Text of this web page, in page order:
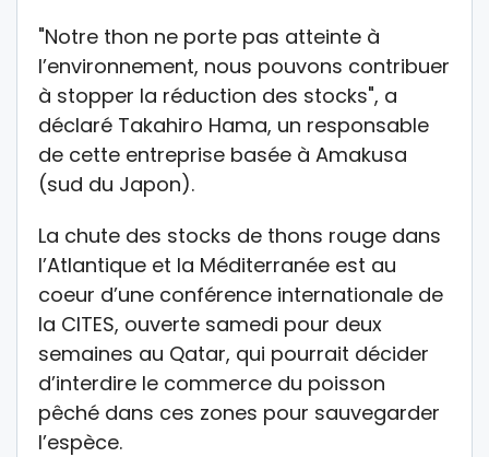
"Notre thon ne porte pas atteinte à
l’environnement, nous pouvons contribuer
à stopper la réduction des stocks", a
déclaré Takahiro Hama, un responsable
de cette entreprise basée à Amakusa
(sud du Japon).
La chute des stocks de thons rouge dans
l’Atlantique et la Méditerranée est au
coeur d’une conférence internationale de
la CITES, ouverte samedi pour deux
semaines au Qatar, qui pourrait décider
d’interdire le commerce du poisson
pêché dans ces zones pour sauvegarder
l’espèce.